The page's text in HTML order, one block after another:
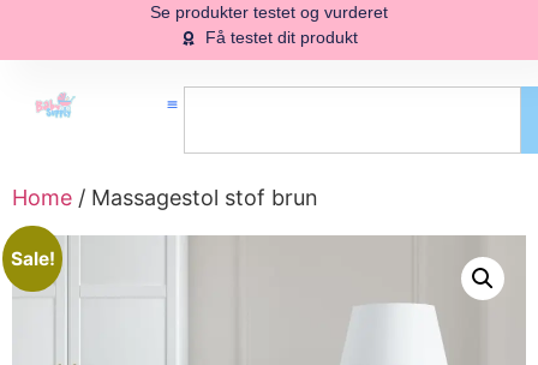
Se produkter testet og vurderet
Få testet dit produkt
Home / Massagestol stof brun
Sale!